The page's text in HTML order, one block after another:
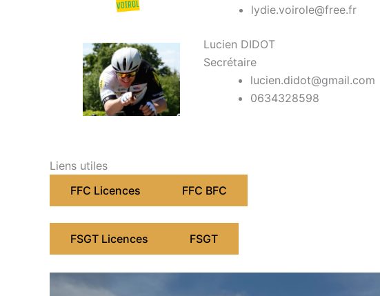
lydie.voirole@free.fr
Lucien DIDOT
Secrétaire
lucien.didot@gmail.com
0634328598
Liens utiles
FFC Licences
FFC BFC
FSGT Licences FSGT